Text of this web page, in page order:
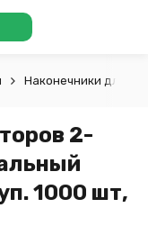
Наконечники для
2-
1000 шт,